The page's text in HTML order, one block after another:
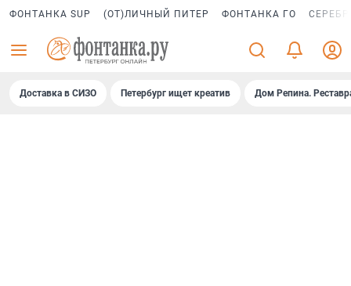
ФОНТАНКА SUP (ОТ)ЛИЧНЫЙ ПИТЕР ФОНТАНКА ГО
Доставка в СИЗО Петербург ищет креатив Дом Репина.